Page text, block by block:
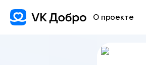
О проекте